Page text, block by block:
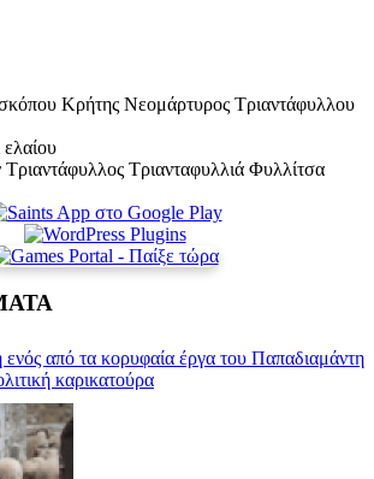
Κρήτης Νεομάρτυρος Τριαντάφυλλου
Τριανταφυλλιά Φυλλίτσα
από τα κορυφαία έργα του Παπαδιαμάντη
καρικατούρα